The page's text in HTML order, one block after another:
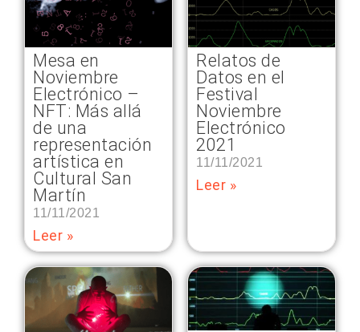
Mesa en
Noviembre
Electrónico –
NFT: Más allá
de una
representación
artística en
Cultural San
Martín
11/11/2021
Leer »
Relatos de
Datos en el
Festival
Noviembre
Electrónico
2021
11/11/2021
Leer »